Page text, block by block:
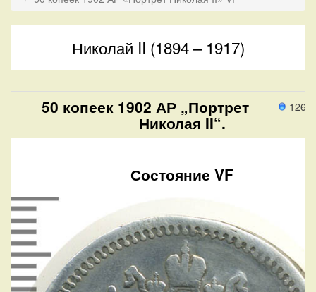
Николай II (1894 – 1917)
126
50 копеек 1902 АР „Портрет
Николая II“.
Состояние VF